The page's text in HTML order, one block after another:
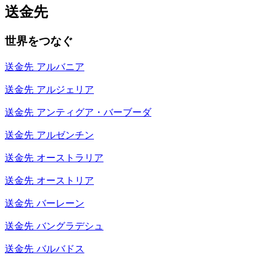
送金先
世界をつなぐ
送金先 アルバニア
送金先 アルジェリア
送金先 アンティグア・バーブーダ
送金先 アルゼンチン
送金先 オーストラリア
送金先 オーストリア
送金先 バーレーン
送金先 バングラデシュ
送金先 バルバドス